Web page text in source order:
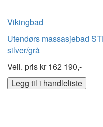
Vikingbad
Utendørs massasjebad
silver/grå
Veil. pris kr162 190,-
Legg til i handleliste